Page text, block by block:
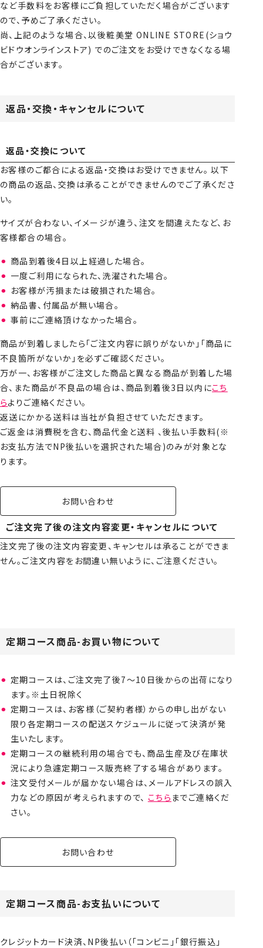
など手数料をお客様にご負担していただく場合がございます
ので、予めご了承ください。
尚、上記のような場合、以後粧美堂 ONLINE STORE(ショウ
ビドウオンラインストア) でのご注文をお受けできなくなる場
合がございます。
返品・交換・キャンセルについて
返品・交換について
お客様のご都合による返品・交換はお受けできません。 以下
の商品の返品、交換は承ることができませんのでご了承くださ
い。
サイズが合わない、イメージが違う、注文を間違えたなど、お
客様都合の場合。
商品到着後4日以上経過した場合。
一度ご利用になられた、洗濯された場合。
お客様が汚損または破損された場合。
納品書、付属品が無い場合。
事前にご連絡頂けなかった場合。
商品が到着しましたら「ご注文内容に誤りがないか」「商品に
不良箇所がないか」を必ずご確認ください。
万が一、お客様がご注文した商品と異なる商品が到着した場
合、また商品が不良品の場合は、商品到着後3日以内にこち
らよりご連絡ください。
返送にかかる送料は当社が負担させていただきます。
ご返金は消費税を含む、商品代金と送料 、後払い手数料(※
お支払方法でNP後払いを選択された場合)のみが対象とな
ります。
お問い合わせ
ご注文完了後の注文内容変更・キャンセルについて
注文完了後の注文内容変更、キャンセルは承ることができま
せん。ご注文内容をお間違い無いように、ご注意ください。
定期コース商品-お買い物について
定期コースは、ご注文完了後7～10日後からの出荷になり
ます。※土日祝除く
定期コースは、お客様（ご契約者様）からの申し出がない
限り各定期コースの配送スケジュールに従って決済が発
生いたします。
定期コースの継続利用の場合でも、商品生産及び在庫状
況により急遽定期コース販売終了する場合があります。
注文受付メールが届かない場合は、メールアドレスの誤入
力などの原因が考えられますので、 こちら までご連絡くだ
さい。
お問い合わせ
定期コース商品-お支払いについて
クレジットカード決済、NP後払い（「コンビニ」「銀行振込」